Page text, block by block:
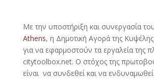
Με την υποστήριξη και συνεργασία
Athens, η Δημοτική Αγορά της Κυψέλης
για να εφαρμοστούν τα εργαλεία της
citytoolbox.net. Ο στόχος της
είναι να συνδεθεί και να